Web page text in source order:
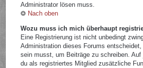
Administrator lösen muss.
Nach oben
Wozu muss ich mich überhaupt
Eine Registrierung ist nicht unbedingt
Administration dieses Forums
sein musst, um Beiträge zu schreiben.
du als registriertes Mitglied zusätzliche